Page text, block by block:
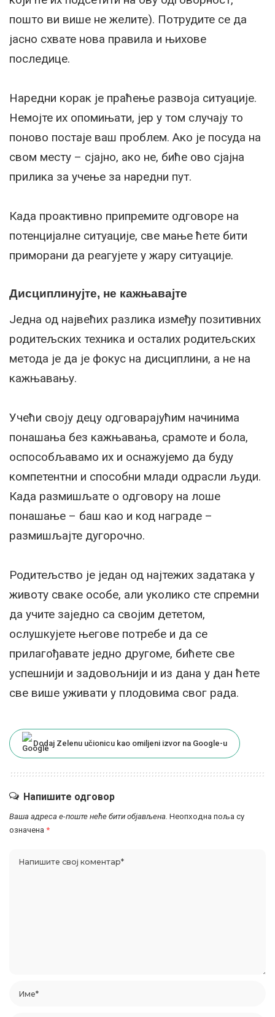
пошто ви више не желите). Потрудите се да
јасно схвате нова правила и њихове
последице.
Наредни корак је праћење развоја ситуације.
Немојте их опомињати, јер у том случају то
поново постаје ваш проблем. Ако је посуда на
свом месту – сјајно, ако не, биће ово сјајна
прилика за учење за наредни пут.
Када проактивно припремите одговоре на
потенцијалне ситуације, све мање ћете бити
приморани да реагујете у жару ситуације.
Дисциплинујте, не кажњавајте
Једна од највећих разлика између позитивних
родитељских техника и осталих родитељских
метода је да је фокус на дисциплини, а не на
кажњавању.
Учећи своју децу одговарајућим начинима
понашања без кажњавања, срамоте и бола,
оспособљавамо их и оснажујемо да буду
компетентни и способни млади одрасли људи.
Када размишљате о одговору на лоше
понашање – баш као и код награде –
размишљајте дугорочно.
Родитељство је један од најтежих задатака у
животу сваке особе, али уколико сте спремни
да учите заједно са својим дететом,
ослушкујете његове потребе и да се
прилагођавате једно другоме, бићете све
успешнији и задовољнији и из дана у дан ћете
све више уживати у плодовима свог рада.
Dodaj Zelenu učionicu kao omiljeni izvor na Google-u
Напишите одговор
Ваша адреса е-поште неће бити објављена. Неопходна поља су
означена *